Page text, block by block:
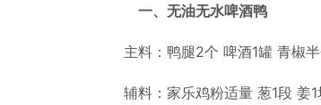
一、无油无水啤酒鸭
主料：鸭腿2个 啤酒1罐 青椒
辅料：家乐鸡粉适量 葱1段 姜1